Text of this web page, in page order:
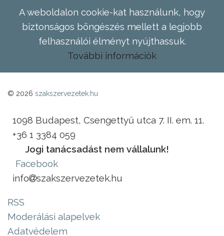
A weboldalon cookie-kat használunk, hogy
biztonságos böngészés mellett a legjobb
felhasználói élményt nyújthassuk.
További információk
© 2026 szakszervezetek.hu
1098 Budapest, Csengettyű utca 7. II. em. 11.
+36 1 3384 059
Jogi tanácsadást nem vállalunk!
Facebook
info
szakszervezetek.hu
RSS
Moderálási alapelvek
Adatvédelem